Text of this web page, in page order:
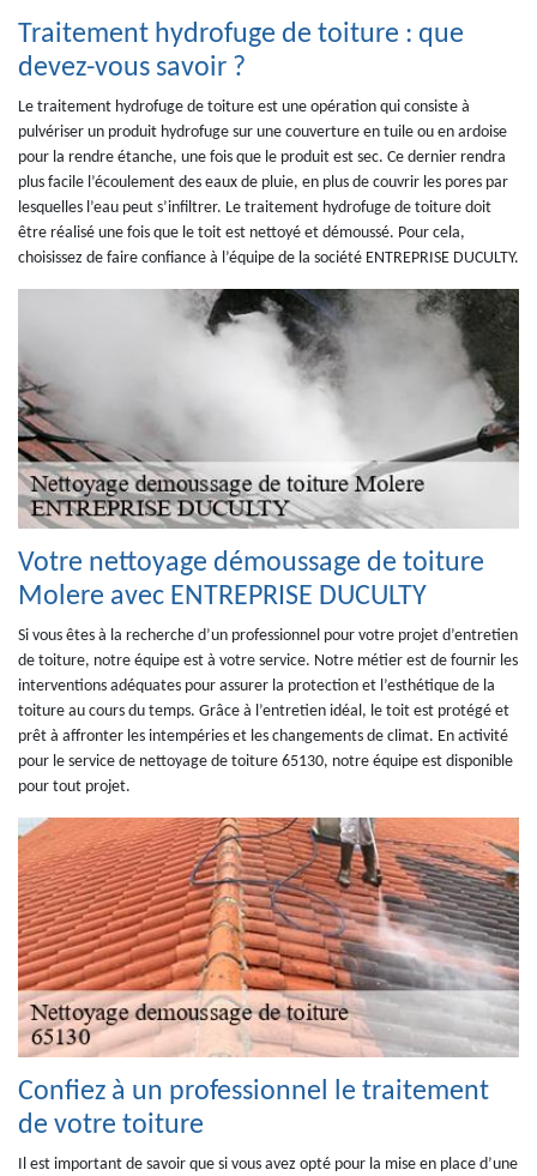
Traitement hydrofuge de toiture : que
devez-vous savoir ?
Le traitement hydrofuge de toiture est une opération qui consiste à
pulvériser un produit hydrofuge sur une couverture en tuile ou en ardoise
pour la rendre étanche, une fois que le produit est sec. Ce dernier rendra
plus facile l’écoulement des eaux de pluie, en plus de couvrir les pores par
lesquelles l’eau peut s’infiltrer. Le traitement hydrofuge de toiture doit
être réalisé une fois que le toit est nettoyé et démoussé. Pour cela,
choisissez de faire confiance à l’équipe de la société ENTREPRISE DUCULTY.
Votre nettoyage démoussage de toiture
Molere avec ENTREPRISE DUCULTY
Si vous êtes à la recherche d’un professionnel pour votre projet d’entretien
de toiture, notre équipe est à votre service. Notre métier est de fournir les
interventions adéquates pour assurer la protection et l’esthétique de la
toiture au cours du temps. Grâce à l’entretien idéal, le toit est protégé et
prêt à affronter les intempéries et les changements de climat. En activité
pour le service de nettoyage de toiture 65130, notre équipe est disponible
pour tout projet.
Confiez à un professionnel le traitement
de votre toiture
Il est important de savoir que si vous avez opté pour la mise en place d’une